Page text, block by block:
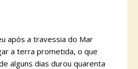
após a travessia do Mar
a terra prometida, o que
alguns dias durou quarenta